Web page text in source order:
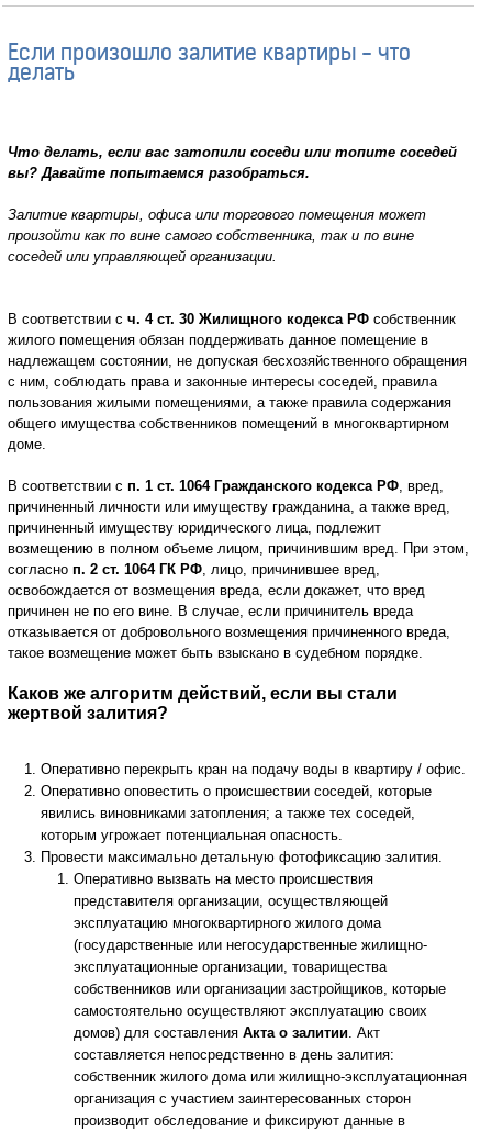
Если произошло залитие квартиры - что
делать
Что делать, если вас затопили соседи или топите соседей
вы? Давайте попытаемся разобраться.
Залитие квартиры, офиса или торгового помещения может
произойти как по вине самого собственника, так и по вине
соседей или управляющей организации.
В соответствии с ч. 4 ст. 30 Жилищного кодекса РФ собственник
жилого помещения обязан поддерживать данное помещение в
надлежащем состоянии, не допуская бесхозяйственного обращения
с ним, соблюдать права и законные интересы соседей, правила
пользования жилыми помещениями, а также правила содержания
общего имущества собственников помещений в многоквартирном
доме.
В соответствии с п. 1 ст. 1064 Гражданского кодекса РФ, вред,
причиненный личности или имуществу гражданина, а также вред,
причиненный имуществу юридического лица, подлежит
возмещению в полном объеме лицом, причинившим вред. При этом,
согласно п. 2 ст. 1064 ГК РФ, лицо, причинившее вред,
освобождается от возмещения вреда, если докажет, что вред
причинен не по его вине. В случае, если причинитель вреда
отказывается от добровольного возмещения причиненного вреда,
такое возмещение может быть взыскано в судебном порядке.
Каков же алгоритм действий, если вы стали
жертвой залития?
Оперативно перекрыть кран на подачу воды в квартиру / офис.
Оперативно оповестить о происшествии соседей, которые
явились виновниками затопления; а также тех соседей,
которым угрожает потенциальная опасность.
Провести максимально детальную фотофиксацию залития.
Оперативно вызвать на место происшествия
представителя организации, осуществляющей
эксплуатацию многоквартирного жилого дома
(государственные или негосударственные жилищно-
эксплуатационные организации, товарищества
собственников или организации застройщиков, которые
самостоятельно осуществляют эксплуатацию своих
домов) для составления Акта о залитии. Акт
составляется непосредственно в день залития:
собственник жилого дома или жилищно-эксплуатационная
организация с участием заинтересованных сторон
производит обследование и фиксируют данные в